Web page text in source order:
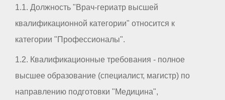
1.1. Должность "Врач-гериатр высшей
квалификационной категории" относится к
категории "Профессионалы".
1.2. Квалификационные требования - полное
высшее образование (специалист, магистр) по
направлению подготовки "Медицина",